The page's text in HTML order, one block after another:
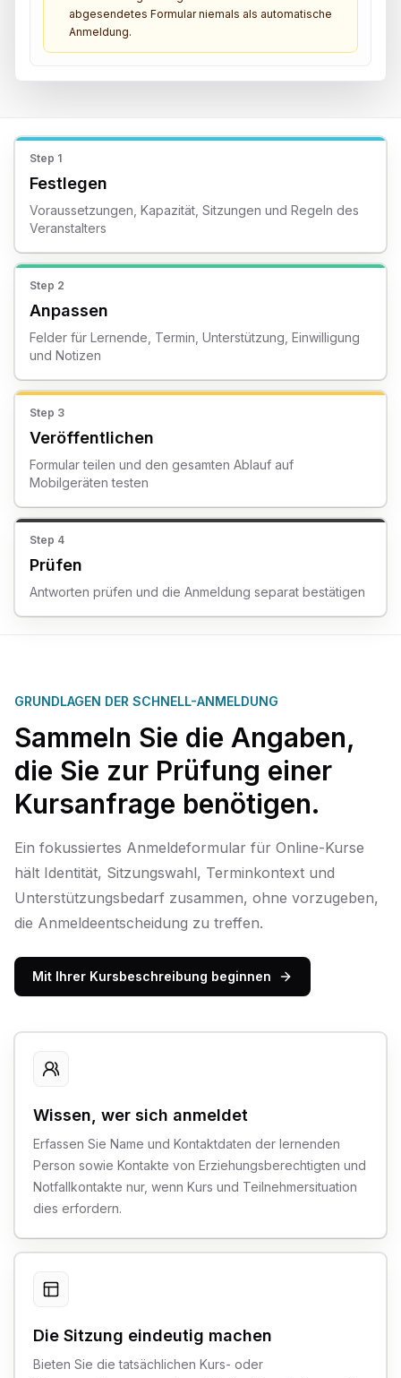
abgesendetes Formular niemals als automatische
Anmeldung.
Step 1
Festlegen
Voraussetzungen, Kapazität, Sitzungen und Regeln des
Veranstalters
Step 2
Anpassen
Felder für Lernende, Termin, Unterstützung, Einwilligung
und Notizen
Step 3
Veröffentlichen
Formular teilen und den gesamten Ablauf auf
Mobilgeräten testen
Step 4
Prüfen
Antworten prüfen und die Anmeldung separat bestätigen
GRUNDLAGEN DER SCHNELL-ANMELDUNG
Sammeln Sie die Angaben,
die Sie zur Prüfung einer
Kursanfrage benötigen.
Ein fokussiertes Anmeldeformular für Online-Kurse
hält Identität, Sitzungswahl, Terminkontext und
Unterstützungsbedarf zusammen, ohne vorzugeben,
die Anmeldeentscheidung zu treffen.
Mit Ihrer Kursbeschreibung beginnen
Wissen, wer sich anmeldet
Erfassen Sie Name und Kontaktdaten der lernenden
Person sowie Kontakte von Erziehungsberechtigten und
Notfallkontakte nur, wenn Kurs und Teilnehmersituation
dies erfordern.
Die Sitzung eindeutig machen
Bieten Sie die tatsächlichen Kurs- oder